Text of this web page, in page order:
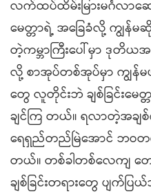
လက်ထပ်ထိမ်းမြားမင်္ဂလာ
မေတ္တာရဲ့ အခြေခံလို့ ကျွန်
တဲ့ကမ္ဘာကြီးပေါ်မှာ ဒုတိယအရ
လို့ စာအုပ်တစ်အုပ်မှာ ကျွန်
တွေ လူတိုင်းဘဲ ချစ်ခြင်းမေ
ချင်ကြ တယ်။ ရလာတဲ့အခ
ရေရှည်တည်မြဲအောင် ဘ
တယ်။ တစ်ခါတစ်လေကျ
ချစ်ခြင်းတရားတွေ ပျက်ပ